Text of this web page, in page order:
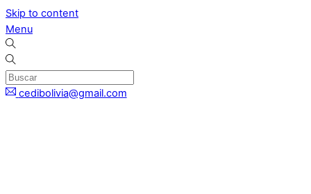
Skip to content
Menu
cedibolivia@gmail.com